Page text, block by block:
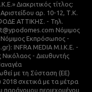
Διακριτικός τίτλος:
αρ. 10-12, Τ.Κ.
ΑΤΤΙΚΗΣ. - Τηλ.
Νόμιμος
Εκπρόσωπος -
INFRA MEDIA M.I.K.E. -
Νικόλαος - Διευθυντής
με τη Σύσταση (ΕΕ)
σχετικά με τα μέτρα
παράνομου περιεχομένου